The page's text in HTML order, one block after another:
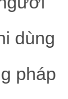
dùng
pháp